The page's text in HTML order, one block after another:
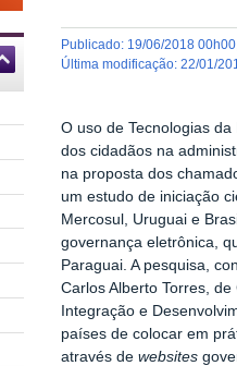
publicado: 19/06/2018 00h00
última modificação:22/01/
O uso de Tecnologias
dos cidadãos na
na proposta dos
um estudo de iniciação
Mercosul, Uruguai e
governança eletrônica,
Paraguai. A pesquisa,
Carlos Alberto Torres, de
Integração e
países de colocar em
através dewebsites